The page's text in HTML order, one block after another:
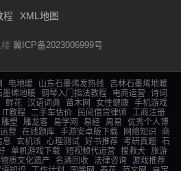
程 XML地图
冀ICP备2023006999号
电地暖 山东石墨烯发热线
吉林石墨烯地暖
墨烯地暖 钢琴入门指法教程 电商运营
诗词
鲜花 汉语词典 苗木网 女性健康 手机游戏
IT教程 二手车估价 民间借贷律师
工商注册
雕塑 雕龙客 易学网 易经 周易
优秀个人博
营 在线题库 手游安卓版下载 网络知识
商
息 玄机派 心理测试 好书推荐 考研真题 石
单机游戏下载 短视频代运营 搜救犬 旅游
质文化遗产 名酒回收 法律咨询 游戏推荐